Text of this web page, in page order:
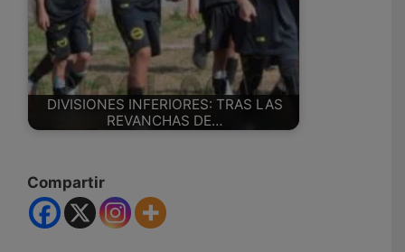
DIVISIONES INFERIORES: TRAS LAS
REVANCHAS DE…
Compartir